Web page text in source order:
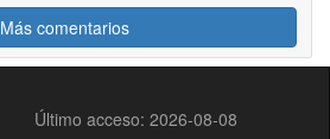
Más comentarios
Último acceso: 2026-08-08